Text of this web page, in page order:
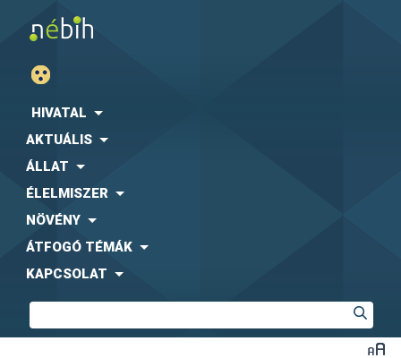
HIVATAL
AKTUÁLIS
ÁLLAT
ÉLELMISZER
NÖVÉNY
ÁTFOGÓ TÉMÁK
KAPCSOLAT